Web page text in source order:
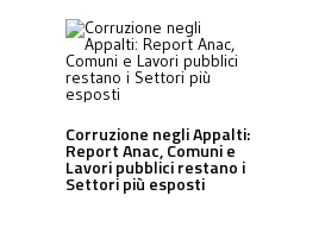
Corruzione negli Appalti:
Report Anac, Comuni e
Lavori pubblici restano i
Settori più esposti